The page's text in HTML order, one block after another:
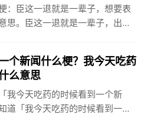
：臣这一退就是一辈子，想要表
思。臣这一退就是一辈子，出自
个新闻什么梗？我今天吃药
么意思
我今天吃药的时候看到一个新
道「我今天吃药的时候看到一个